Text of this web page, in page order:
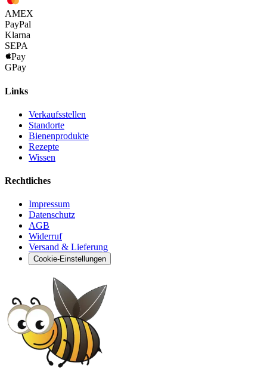
AMEX
PayPal
Klarna
SEPA
Pay
GPay
Links
Verkaufsstellen
Standorte
Bienenprodukte
Rezepte
Wissen
Rechtliches
Impressum
Datenschutz
AGB
Widerruf
Versand & Lieferung
Cookie-Einstellungen